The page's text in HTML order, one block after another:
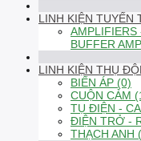
LINH KIỆN TUYẾN
AMPLIFIERS
BUFFER
LINH KIỆN THỤ
BIẾN ÁP (0)
CUỘN CẢM
TỤ ĐIỆN -
ĐIỆN TRỞ -
THẠCH ANH